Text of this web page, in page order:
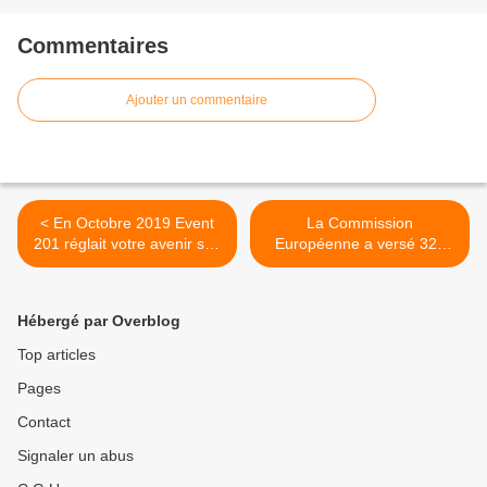
Commentaires
Ajouter un commentaire
< En Octobre 2019 Event
201 réglait votre avenir soit
une splendide pandémie !
La Commission
Européenne a versé 320
millions à une société
Hébergé par Overblog
Top articles
Pages
Contact
Signaler un abus